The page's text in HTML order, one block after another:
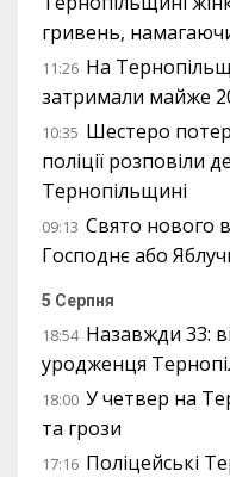
гривень,
11:26 На
затримали майже
10:35 Шестеро
поліції розповіли
Тернопільщині
09:13 Свято нового
Господнє або
5 Серпня
18:54 Назавжди 33:
уродженця
18:00 У четвер на
та грози
17:16 Поліцейські